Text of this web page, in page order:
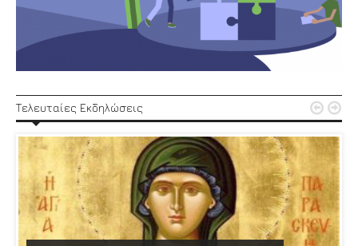
Τελευταίες Εκδηλώσεις  